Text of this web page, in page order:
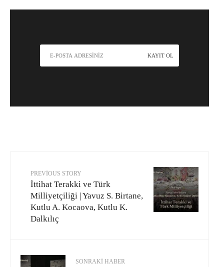
PREVIOUS STORY
İttihat Terakki ve Türk
Milliyetçiliği | Yavuz S. Birtane,
Kutlu A. Kocaova, Kutlu K.
Dalkılıç
SONRAKI HABER